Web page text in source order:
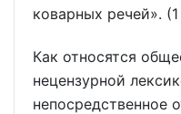
коварных речей».
Как относятся
нецензурной
непосредственное